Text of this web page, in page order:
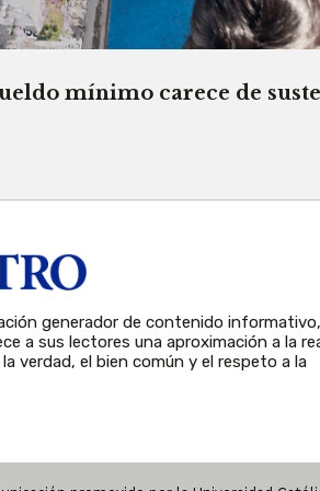
mínimo carece de
generador de contenido
a sus lectores una aproximación a la
verdad, el bien común y el respeto a la